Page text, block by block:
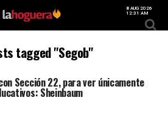
8 AUG 2026
12:31 AM
tagged "Segob"
Sección 22, para ver únicamente
Sheinbaum